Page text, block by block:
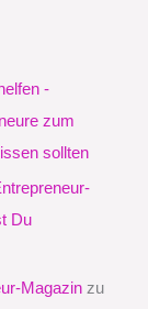
-
zum
sollten
Du
Magazin zu